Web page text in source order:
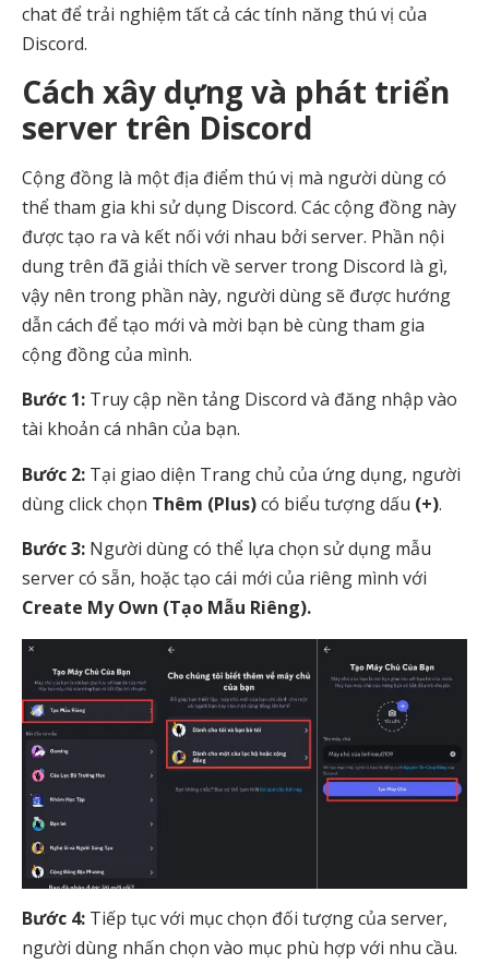
chat để trải nghiệm tất cả các tính năng thú vị của
Discord.
Cách xây dựng và phát triển
server trên Discord
Cộng đồng là một địa điểm thú vị mà người dùng có
thể tham gia khi sử dụng Discord. Các cộng đồng này
được tạo ra và kết nối với nhau bởi server. Phần nội
dung trên đã giải thích về server trong Discord là gì,
vậy nên trong phần này, người dùng sẽ được hướng
dẫn cách để tạo mới và mời bạn bè cùng tham gia
cộng đồng của mình.
Bước 1: Truy cập nền tảng Discord và đăng nhập vào
tài khoản cá nhân của bạn.
Bước 2: Tại giao diện Trang chủ của ứng dụng, người
dùng click chọn Thêm (Plus)có biểu tượng dấu (+).
Bước 3: Người dùng có thể lựa chọn sử dụng mẫu
server có sẵn, hoặc tạo cái mới của riêng mình với
Create My Own (Tạo Mẫu Riêng).
Bước 4: Tiếp tục với mục chọn đối tượng của server,
người dùng nhấn chọn vào mục phù hợp với nhu cầu.